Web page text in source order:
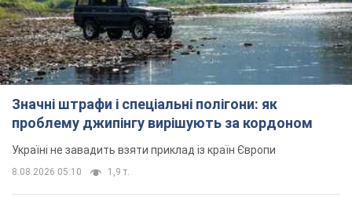
Значні штрафи і спеціальні полігони: як
проблему джипінгу вирішують за кордоном
Україні не завадить взяти приклад із країн Європи
8.08.2026 05:10 1,9 т.